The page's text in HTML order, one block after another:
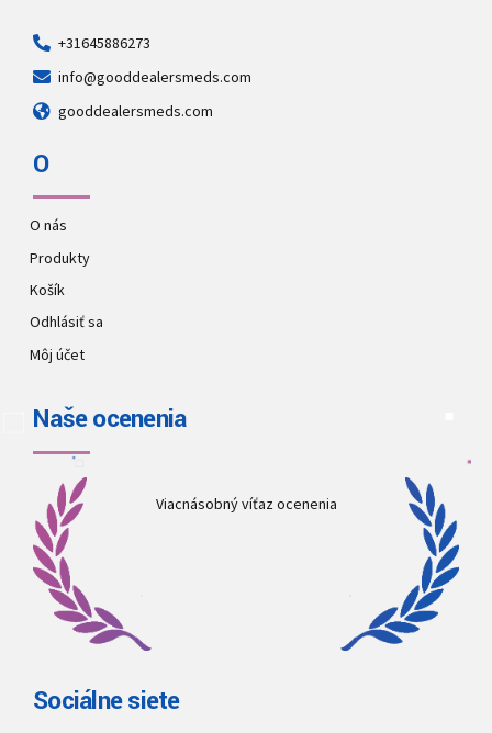
+31645886273
info@gooddealersmeds.com
gooddealersmeds.com
O
O nás
Produkty
Košík
Odhlásiť sa
Môj účet
Naše ocenenia
Viacnásobný víťaz ocenenia
Sociálne siete